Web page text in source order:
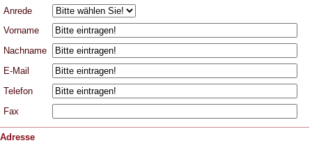
Anrede
Vorname
Nachname
E-Mail
Telefon
Fax
Adresse